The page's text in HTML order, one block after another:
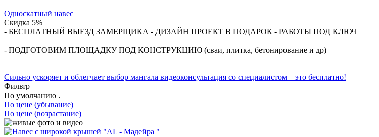
Односкатный навес
Скидка 5%
- БЕСПЛАТНЫЙ ВЫЕЗД ЗАМЕРЩИКА - ДИЗАЙН ПРОЕКТ В ПОДАРОК - РАБОТЫ ПОД КЛЮЧ
- ПОДГОТОВИМ ПЛОЩАДКУ ПОД КОНСТРУКЦИЮ (сваи, плитка, бетонирование и др)
Сильно ускоряет и облегчает выбор мангала видеоконсультация со специалистом – это бесплатно!
Фильтр
По умолчанию
По цене (убывание)
По цене (возрастание)